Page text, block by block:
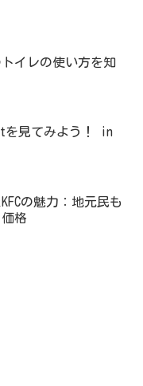
イレの使い方を知
見てみよう！ in
の魅力：地元民も
格